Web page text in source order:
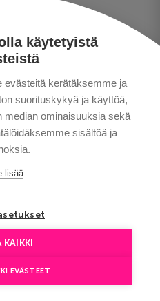
käytetyistä
evästeitä kerätäksemme ja
suorituskykyä ja käyttöä,
ominaisuuksia sekä
sisältöä ja
lisää
KAIKKI
EVÄSTEET
POLICY
KNOW